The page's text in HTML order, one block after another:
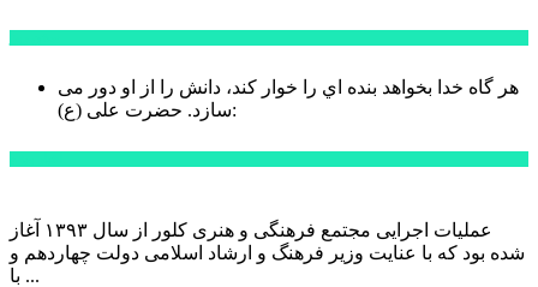
هر گاه خدا بخواهد بنده اي را خوار كند، دانش را از او دور می
سازد.حضرت علی (ع):
عملیات اجرایی مجتمع فرهنگی و هنری کلور از سال ۱۳۹۳ آغاز
شده بود که با عنایت وزیر فرهنگ و ارشاد اسلامی دولت چهاردهم و
با ...